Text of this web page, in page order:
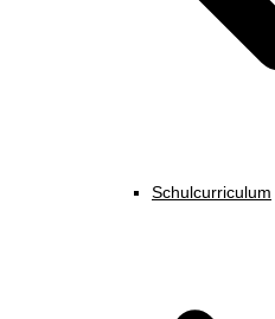
Schulcurriculum